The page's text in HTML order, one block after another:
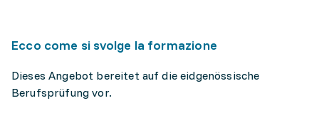
Ecco come si svolge la formazione
Dieses Angebot bereitet auf die eidgenössische
Berufsprüfung vor.